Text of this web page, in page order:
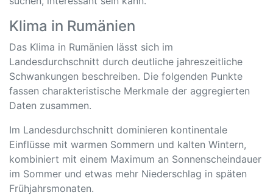
Klima in Rumänien
Das Klima in Rumänien lässt sich im
Landesdurchschnitt durch deutliche jahreszeitliche
Schwankungen beschreiben. Die folgenden Punkte
fassen charakteristische Merkmale der aggregierten
Daten zusammen.
Im Landesdurchschnitt dominieren kontinentale
Einflüsse mit warmen Sommern und kalten Wintern,
kombiniert mit einem Maximum an Sonnenscheindauer
im Sommer und etwas mehr Niederschlag in späten
Frühjahrsmonaten.